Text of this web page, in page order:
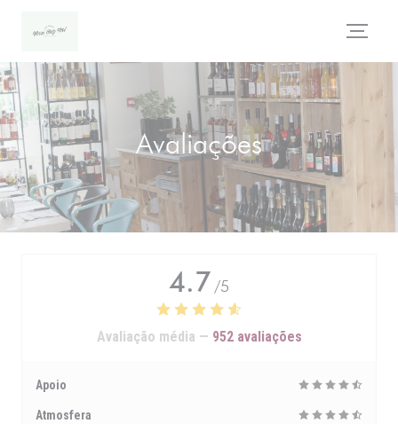
Avaliações
4.7 /5
Avaliação média — 952 avaliações
Apoio
Atmosfera